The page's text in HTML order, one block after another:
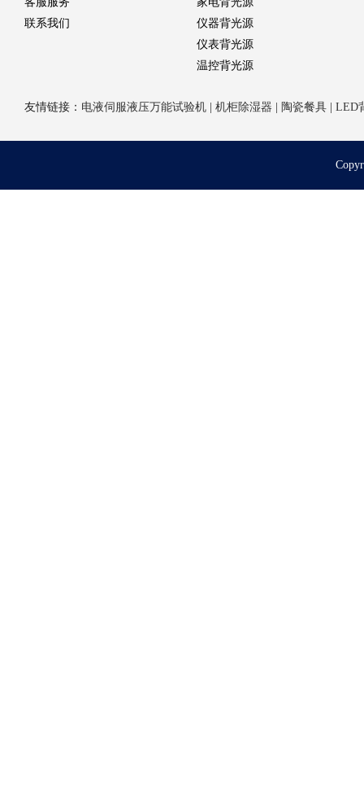
联系我们
仪器背光源
仪表背光源
温控背光源
友情链接： 电液伺服液压万能试验机 | 机柜除湿器 | 陶瓷餐具 | LED